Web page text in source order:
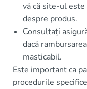
vă că site-ul
despre produs.
Consultați
dacă
masticabil.
Este important ca
procedurile